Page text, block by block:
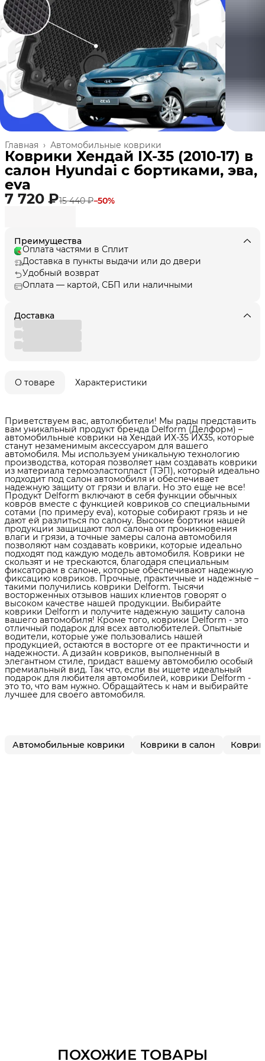
Автомобильные коврики
Главная ›
Коврики Хендай IX-35 (2010-17) в
салон Hyundai с бортиками, эва,
eva
7 720 ₽15 440 ₽−50%
Преимущества
Оплата частями в Сплит
Доставка в пункты выдачи или до двери
Удобный возврат
Оплата — картой, СБП или наличными
Доставка
О товаре Характеристики
Приветствуем вас, автолюбители! Мы рады представить
вам уникальный продукт бренда Delform (Делформ) –
автомобильные коврики на Хендай ИХ-35 ИХ35, которые
станут незаменимым аксессуаром для вашего
автомобиля. Мы используем уникальную технологию
производства, которая позволяет нам создавать коврики
из материала термоэластопласт (ТЭП), который идеально
подходит под салон автомобиля и обеспечивает
надежную защиту от грязи и влаги. Но это еще не все!
Продукт Delform включают в себя функции обычных
ковров вместе с функцией ковриков со специальными
сотами (по примеру eva), которые собирают грязь и не
дают ей разлиться по салону. Высокие бортики нашей
продукции защищают пол салона от проникновения
влаги и грязи, а точные замеры салона автомобиля
позволяют нам создавать коврики, которые идеально
подходят под каждую модель автомобиля. Коврики не
скользят и не трескаются, благодаря специальным
фиксаторам в салоне, которые обеспечивают надежную
фиксацию ковриков. Прочные, практичные и надежные –
такими получились коврики Delform. Тысячи
восторженных отзывов наших клиентов говорят о
высоком качестве нашей продукции. Выбирайте
коврики Delform и получите надежную защиту салона
вашего автомобиля! Кроме того, коврики Delform - это
отличный подарок для всех автолюбителей. Опытные
водители, которые уже пользовались нашей
продукцией, остаются в восторге от ее практичности и
надежности. А дизайн ковриков, выполненный в
элегантном стиле, придаст вашему автомобилю особый
премиальный вид. Так что, если вы ищете идеальный
подарок для любителя автомобилей, коврики Delform -
это то, что вам нужно. Обращайтесь к нам и выбирайте
лучшее для своего автомобиля.
Автомобильные коврики Коврики в салон
ПОХОЖИЕ ТОВАРЫ